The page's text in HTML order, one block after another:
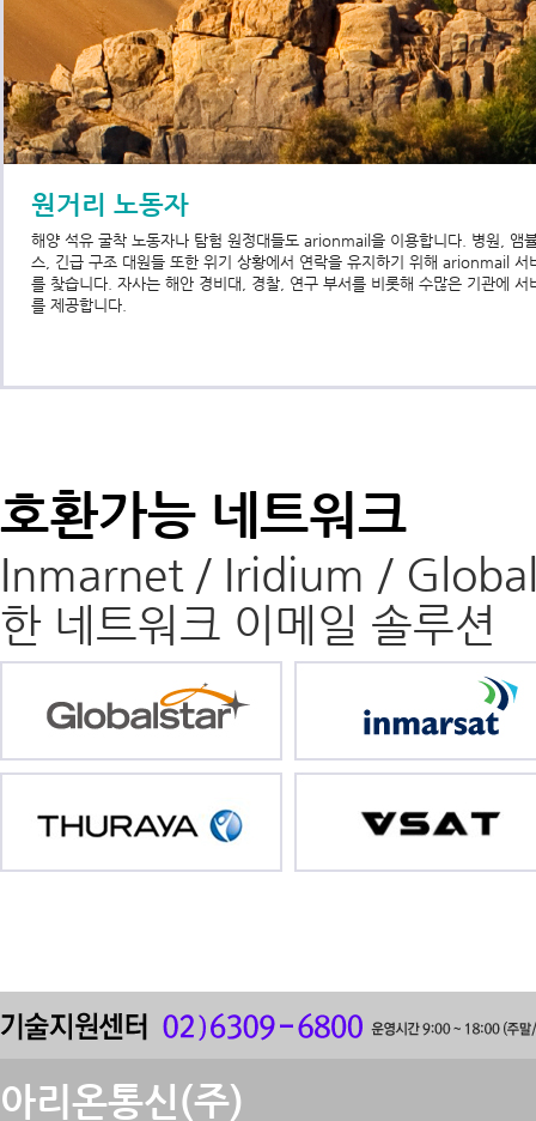
원거리 노동자
해양 석유 굴착 노동자나 탐험 원정대들도 arionmail을 이용합니다. 병원, 앰
스, 긴급 구조 대원들 또한 위기 상황에서 연락을 유지하기 위해 arionmail 서
를 찾습니다. 자사는 해안 경비대, 경찰, 연구 부서를 비롯해 수많은 기관에 서
를 제공합니다.
호환가능 네트워크
Inmarnet / Iridium /
한 네트워크 이메일 솔루션
아리온통신(주)